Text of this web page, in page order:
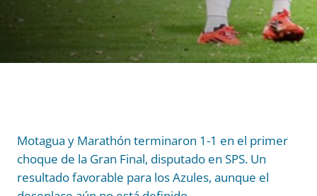
Motagua y Marathón terminaron 1-1 en el primer
choque de la Gran Final, disputado en SPS. Un
resultado favorable para los Azules, aunque el